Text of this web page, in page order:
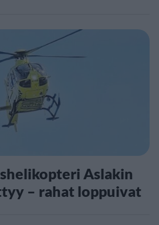
Aslakin
– rahat loppuivat